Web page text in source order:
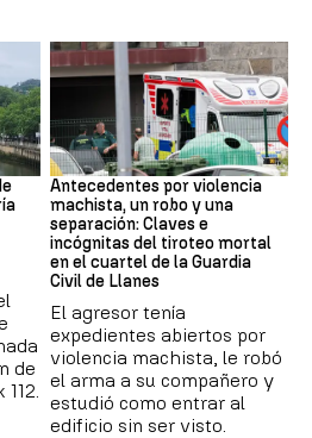
de
ASTURIAS
Antecedentes por violencia
machista, un robo y una
separación: Claves e
incógnitas del tiroteo mortal
en el cuartel de la Guardia
Civil de Llanes
El agresor tenía
expedientes abiertos por
violencia machista, le robó
el arma a su compañero y
estudió como entrar al
edificio sin ser visto.